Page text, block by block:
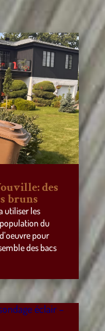
des
bruns
utiliser les
du
pour
des bacs